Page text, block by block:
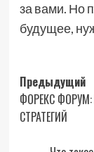
за вами. Но
будущее,
записи
Предыдущий
ФОРЕКС
СТРАТЕГИЙ